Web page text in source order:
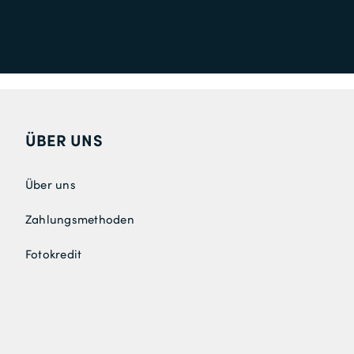
ÜBER UNS
Über uns
Zahlungsmethoden
Fotokredit